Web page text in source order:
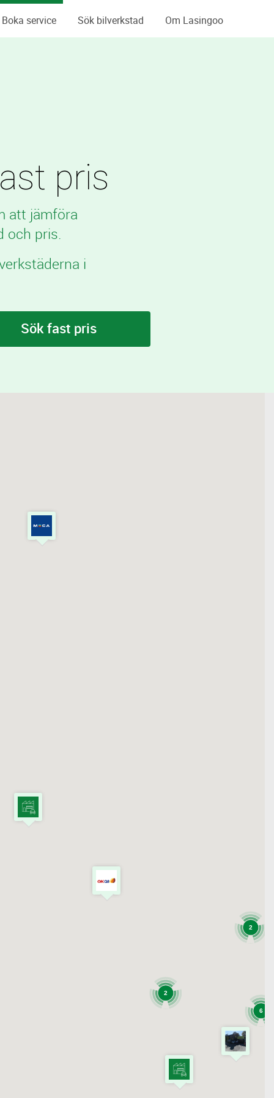
Boka service Sök bilverkstad Om Lasingoo
pris
att jämföra
och pris.
i
Sök fast pris
6
2
2